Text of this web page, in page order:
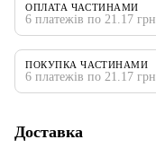
ОПЛАТА ЧАСТИНАМИ
6 платежів по 21.17 грн
ПОКУПКА ЧАСТИНАМИ
6 платежів по 21.17 грн
Доставка